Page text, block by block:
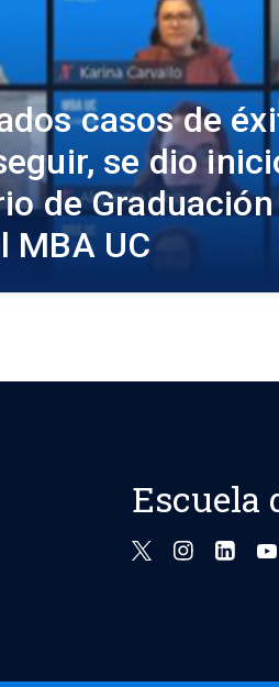
casos de
se dio
de
MBA UC